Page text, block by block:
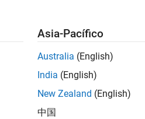
Asia-Pacífico
Australia (English)
India (English)
New Zealand (English)
中国